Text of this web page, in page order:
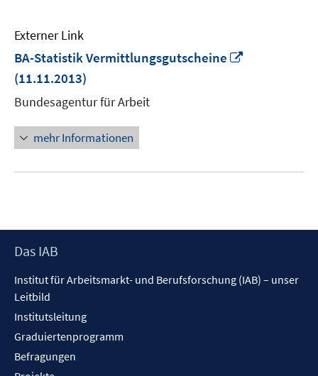
Externer Link
BA-Statistik Vermittlungsgutscheine
(11.11.2013)
Bundesagentur für Arbeit
mehr Informationen
Footer
Das IAB
Institut für Arbeitsmarkt- und Berufsforschung (IAB) – unser
Leitbild
Institutsleitung
Graduiertenprogramm
Befragungen